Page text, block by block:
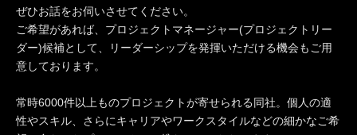
ぜひお話をお伺いさせてください。
ご希望があれば、プロジェクトマネージャー(プロジェクトリー
ダー)候補として、リーダーシップを発揮いただける機会もご用
意しております。
常時6000件以上ものプロジェクトが寄せられる同社。個人の適
性やスキル、さらにキャリアやワークスタイルなどの細かなご希